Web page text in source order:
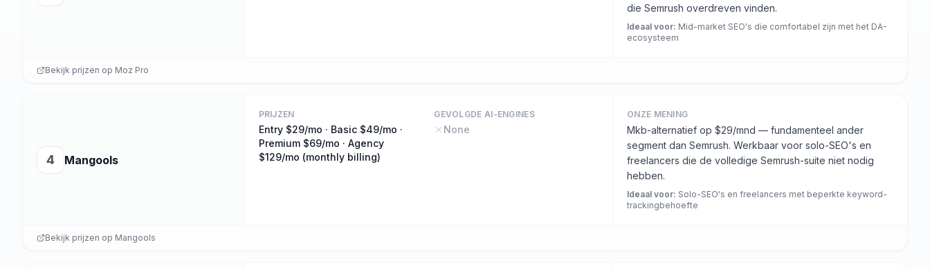
die Semrush overdreven vinden.
Ideaal voor: Mid-market SEO's die comfortabel zijn met het DA-
ecosysteem
Bekijk prijzen op Moz Pro
4 Mangools
PRIJZEN
Entry $29/mo · Basic $49/mo ·
Premium $69/mo · Agency
$129/mo (monthly billing)
GEVOLGDE AI-ENGINES
None
ONZE MENING
Mkb-alternatief op $29/mnd — fundamenteel ander
segment dan Semrush. Werkbaar voor solo-SEO's en
freelancers die de volledige Semrush-suite niet nodig
hebben.
Ideaal voor: Solo-SEO's en freelancers met beperkte keyword-
trackingbehoefte
Bekijk prijzen op Mangools